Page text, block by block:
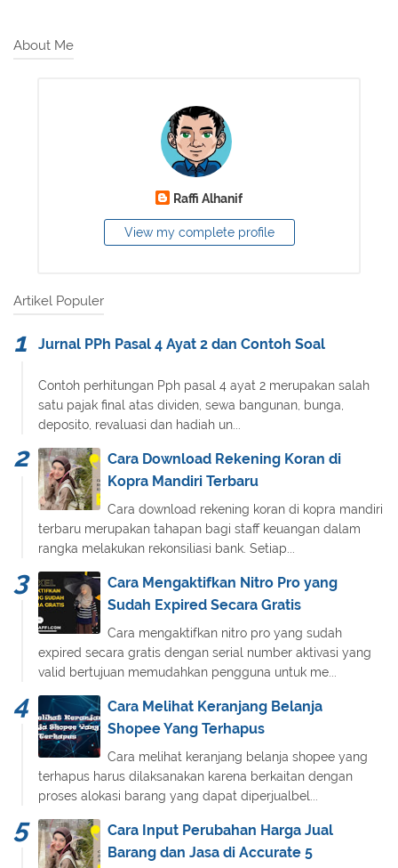
About Me
Raffi Alhanif
View my complete profile
Artikel Populer
Jurnal PPh Pasal 4 Ayat 2 dan Contoh Soal
Contoh perhitungan Pph pasal 4 ayat 2 merupakan salah
satu pajak final atas dividen, sewa bangunan, bunga,
deposito, revaluasi dan hadiah un...
Cara Download Rekening Koran di
Kopra Mandiri Terbaru
Cara download rekening koran di kopra mandiri
terbaru merupakan tahapan bagi staff keuangan dalam
rangka melakukan rekonsiliasi bank. Setiap...
Cara Mengaktifkan Nitro Pro yang
Sudah Expired Secara Gratis
Cara mengaktifkan nitro pro yang sudah
expired secara gratis dengan serial number aktivasi yang
valid bertujuan memudahkan pengguna untuk me...
Cara Melihat Keranjang Belanja
Shopee Yang Terhapus
Cara melihat keranjang belanja shopee yang
terhapus harus dilaksanakan karena berkaitan dengan
proses alokasi barang yang dapat diperjualbel...
Cara Input Perubahan Harga Jual
Barang dan Jasa di Accurate 5